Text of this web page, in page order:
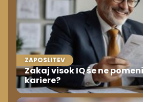
ZAPOSLITEV
Zakaj visok IQ še ne
kariere?